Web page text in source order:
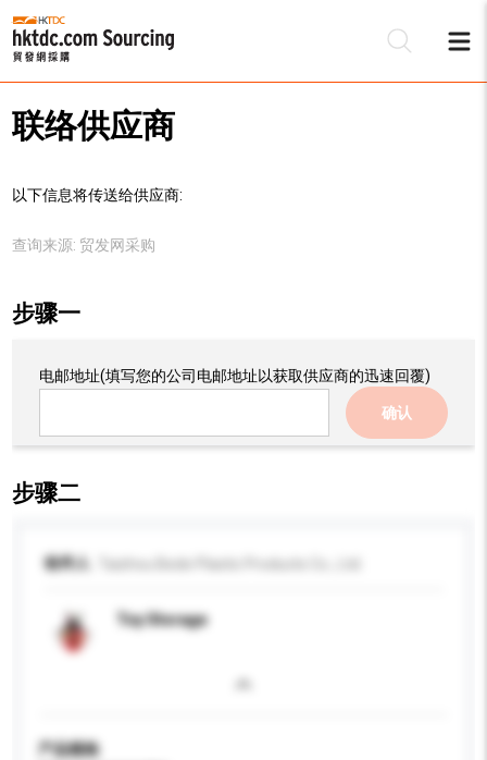
联络供应商
以下信息将传送给供应商:
查询来源: 贸发网采购
步骤一
电邮地址(填写您的公司电邮地址以获取供应商的迅速回覆)
确认
步骤二
收件人
Toy Storage
产品规格